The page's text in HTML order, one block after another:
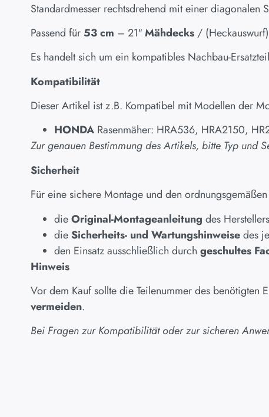
Standardmesser rechtsdrehend mit einer diagonalen
Passend für 53 cm – 21″Mähdecks / (Heckauswurf)
Es handelt sich um ein kompatibles Nachbau-
Kompatibilität
Dieser Artikel ist z.B. Kompatibel mit Modellen der
HONDA Rasenmäher: HRA536, HRA2150,
Zur genauen Bestimmung des Artikels, bitte Typ und
Sicherheit
Für eine sichere Montage und den
dieOriginal-Montageanleitung des Herstellers
dieSicherheits- und Wartungshinweisedes
den Einsatz ausschließlich durch geschultes
Hinweis
Vor dem Kauf sollte die Teilenummer des
vermeiden.
Bei Fragen zur Kompatibilität oder zur sicheren